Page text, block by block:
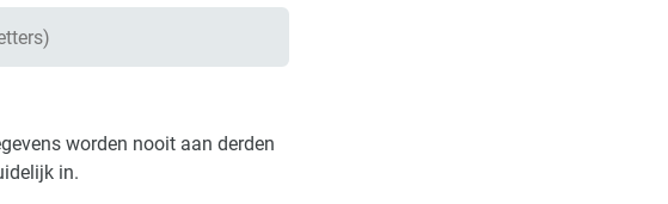
worden nooit aan derden
in.